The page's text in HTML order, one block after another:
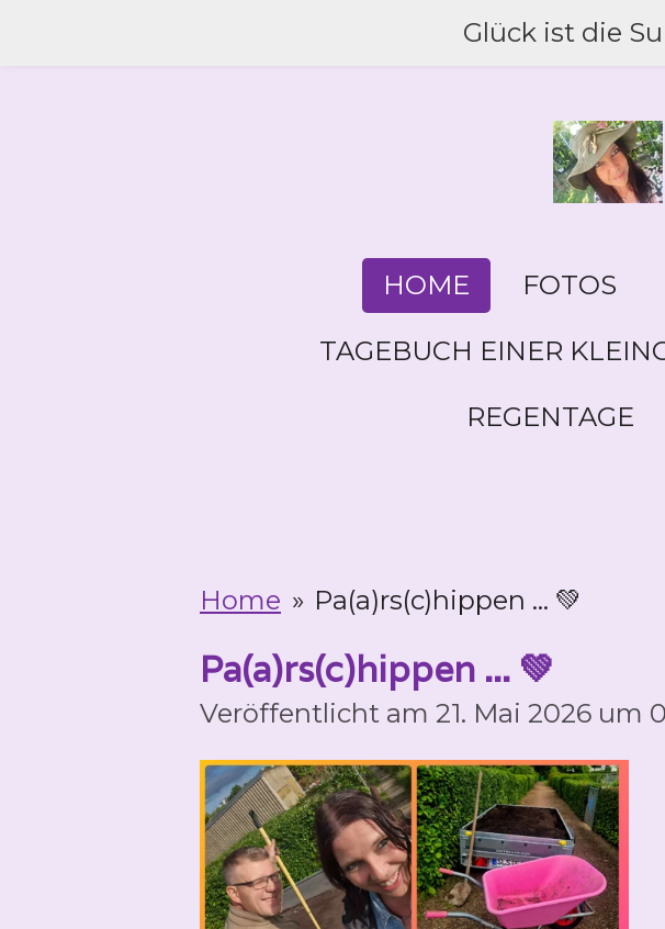
Glück ist die
HOME FOTOS
TAGEBUCH EINER
REGENTAGE
Home » Pa(a)rs(c)hippen ... 💚
Pa(a)rs(c)hippen ... 💚
Veröffentlicht am 21. Mai 2026 um